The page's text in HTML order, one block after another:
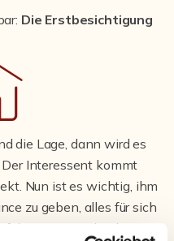
Die Erstbesichtigung
die Lage, dann wird es
Interessent kommt
Nun ist es wichtig, ihm
zu geben, alles für sich
gemacht, dass